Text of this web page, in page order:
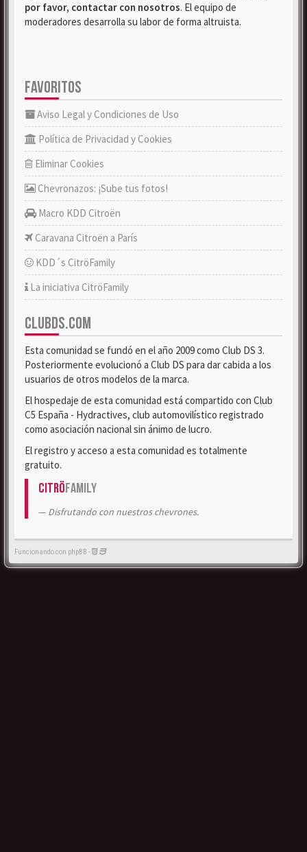
por favor, contactar con nosotros. El equipo de
moderadores desarrolla su labor de forma altruista.
FAVORITOS
Aviso Legal y Condiciones de Uso
Política de Privacidad y Cookies
Eliminar Cookies
Chevronazos: ¡Sube tus fotos!
Macro KDD Citroën
Caravana Citroën a París
KDD´s CitröFamily
La iniciativa CitröFamily
CLUBDS.COM
Esta comunidad se fundó en el año 2009 como Club DS 3.
Posteriormente evolucionó a Club DS para dar cabida a los
usuarios de otros modelos de la marca.
El hospedaje de esta comunidad está compartido con Club
C5 España - Hydractives, club automovilístico registrado
como asociación nacional sin ánimo de lucro.
El registro y acceso a esta comunidad es totalmente
gratuito.
CitröFamily
Disfrutando con nuestros chevrones.
Funcionando con phpBB -